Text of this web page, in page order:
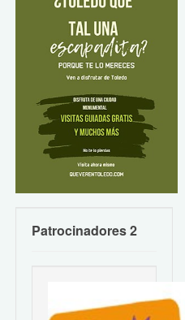
Patrocinadores 2